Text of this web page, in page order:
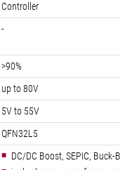
Controller
-
>90%
up to 80V
5V to 55V
QFN32L5
DC/DC Boost, SEPIC, Buck-